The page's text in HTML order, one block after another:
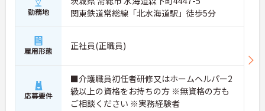
勤務地
関東鉄道常総線「北水海道駅」徒歩5分
雇用形態 正社員(正職員)
応募要件
■介護職員初任者研修又はホームヘルパー2
級以上の資格をお持ちの方 ※無資格の方も
ご相談ください ※実務経験者